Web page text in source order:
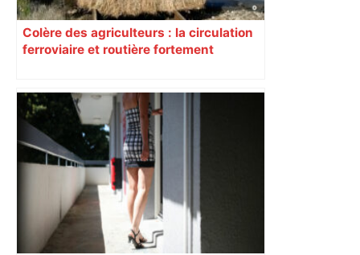
Colère des agriculteurs : la circulation
ferroviaire et routière fortement